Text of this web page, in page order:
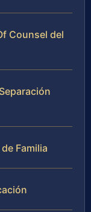
Counsel del
Familia